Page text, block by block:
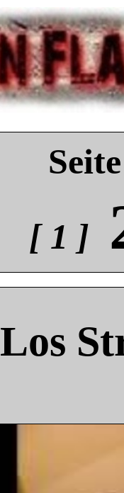
[ 1 ]
Los